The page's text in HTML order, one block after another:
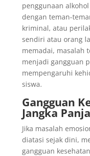
penggunaan
dengan teman-
kriminal, atau
sendiri atau orang
memadai, masalah
menjadi gangguan
mempengaruhi
siswa.
Gangguan
Jangka
Jika masalah
diatasi sejak dini,
gangguan